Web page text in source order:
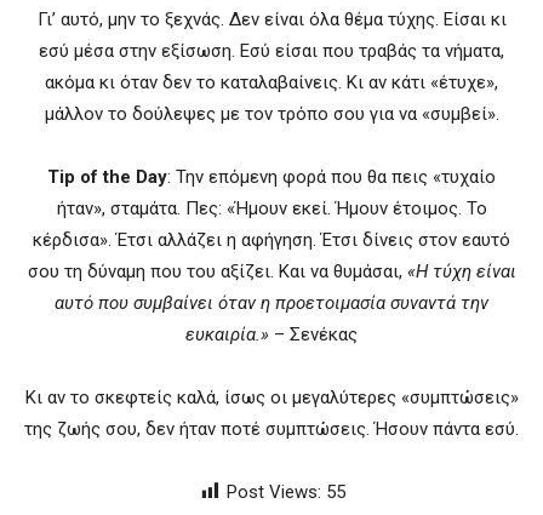
Γι’ αυτό, μην το ξεχνάς. Δεν είναι όλα θέμα τύχης. Είσαι κι
εσύ μέσα στην εξίσωση. Εσύ είσαι που τραβάς τα νήματα,
ακόμα κι όταν δεν το καταλαβαίνεις. Κι αν κάτι «έτυχε»,
μάλλον το δούλεψες με τον τρόπο σου για να «συμβεί».
Tip of the Day: Την επόμενη φορά που θα πεις «τυχαίο
ήταν», σταμάτα. Πες: «Ήμουν εκεί. Ήμουν έτοιμος. Το
κέρδισα». Έτσι αλλάζει η αφήγηση. Έτσι δίνεις στον εαυτό
σου τη δύναμη που του αξίζει. Και να θυμάσαι, «Η τύχη είναι
αυτό που συμβαίνει όταν η προετοιμασία συναντά την
ευκαιρία.» – Σενέκας
Κι αν το σκεφτείς καλά, ίσως οι μεγαλύτερες «συμπτώσεις»
της ζωής σου, δεν ήταν ποτέ συμπτώσεις. Ήσουν πάντα εσύ.
Post Views: 55